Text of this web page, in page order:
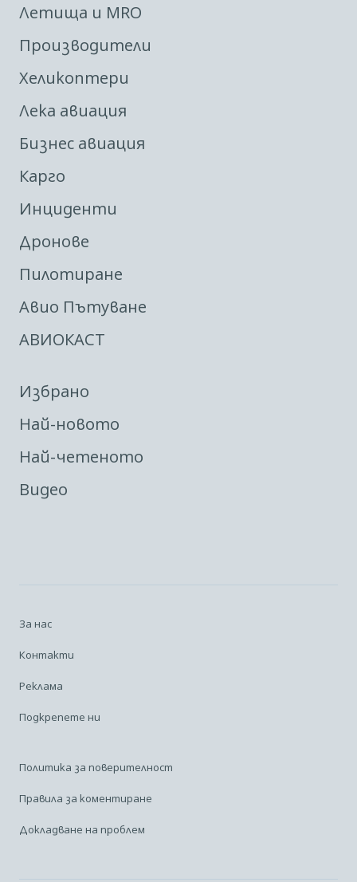
Летища и MRO
Производители
Хеликоптери
Лека авиация
Бизнес авиация
Карго
Инциденти
Дронове
Пилотиране
Авио Пътуване
АВИОКАСТ
Избрано
Най-новото
Най-четеното
Видео
За нас
Контакти
Реклама
Подкрепете ни
Политика за поверителност
Правила за коментиране
Докладване на проблем